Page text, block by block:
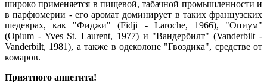
широко применяется в пищевой, табачной промышленности и
в парфюмерии - его аромат доминирует в таких французских
шедеврах, как "Фиджи" (Fidji - Laroche, 1966), "Опиум"
(Opium - Yves St. Laurent, 1977) и "Вандербилт" (Vanderbilt -
Vanderbilt, 1981), а также в одеколоне "Гвоздика", средстве от
комаров.
Приятного аппетита!